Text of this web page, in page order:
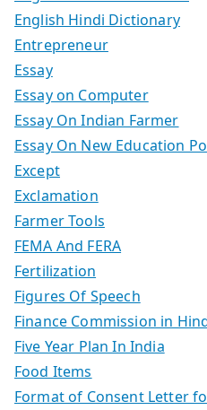
English Hindi Dictionary
Entrepreneur
Essay
Essay on Computer
Essay On Indian Farmer
Essay On New Education
Except
Exclamation
Farmer Tools
FEMA And FERA
Fertilization
Figures Of Speech
Finance Commission in
Five Year Plan In India
Food Items
Format of Consent Letter